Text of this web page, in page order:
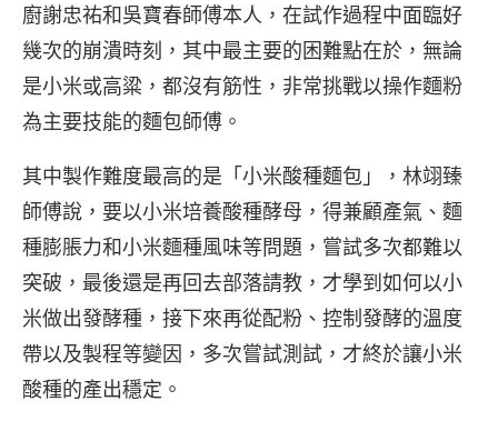
廚謝忠祐和吳寶春師傅本人，在試作過程中面臨好
幾次的崩潰時刻，其中最主要的困難點在於，無論
是小米或高粱，都沒有筋性，非常挑戰以操作麵粉
為主要技能的麵包師傅。
其中製作難度最高的是「小米酸種麵包」，林翊臻
師傅說，要以小米培養酸種酵母，得兼顧產氣、麵
種膨脹力和小米麵種風味等問題，嘗試多次都難以
突破，最後還是再回去部落請教，才學到如何以小
米做出發酵種，接下來再從配粉、控制發酵的溫度
帶以及製程等變因，多次嘗試測試，才終於讓小米
酸種的產出穩定。